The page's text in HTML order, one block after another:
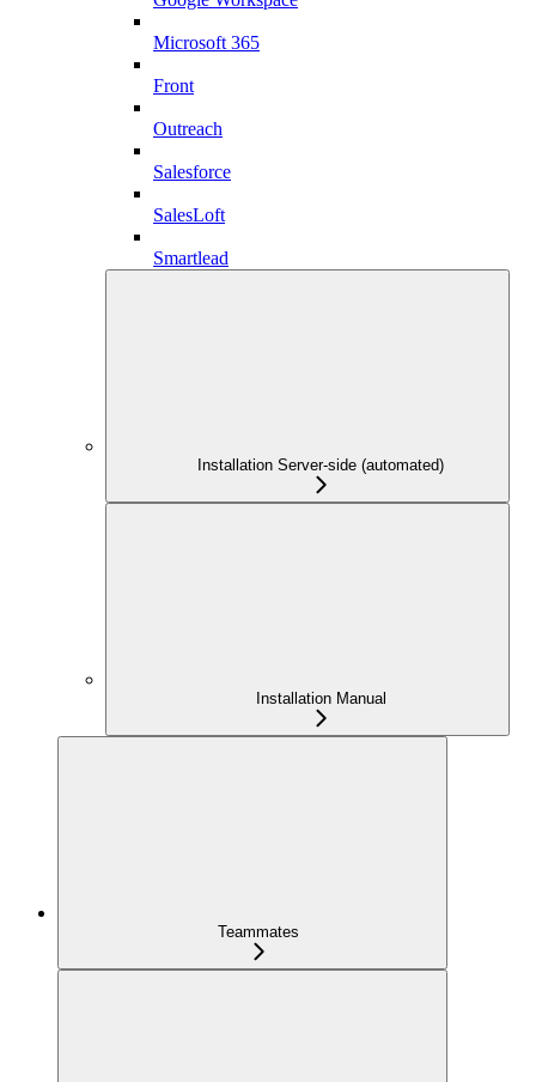
Microsoft 365
Front
Outreach
Salesforce
SalesLoft
Smartlead
Installation Server-side (automated)
Installation Manual
Teammates